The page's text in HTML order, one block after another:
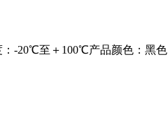
：-20℃至＋100℃产品颜色：黑色